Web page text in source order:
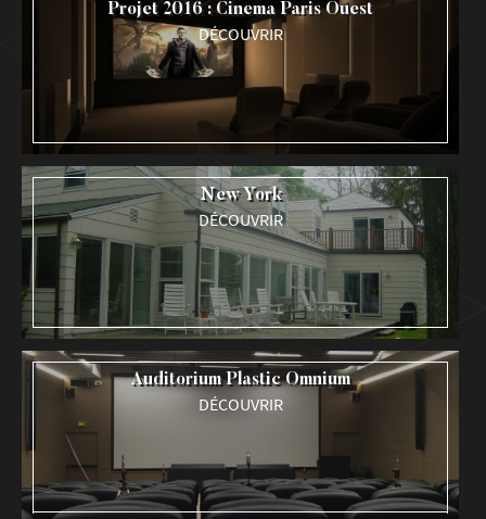
Projet 2016 : Cinema Paris Ouest
DÉCOUVRIR
New York
DÉCOUVRIR
Auditorium Plastic Omnium
DÉCOUVRIR